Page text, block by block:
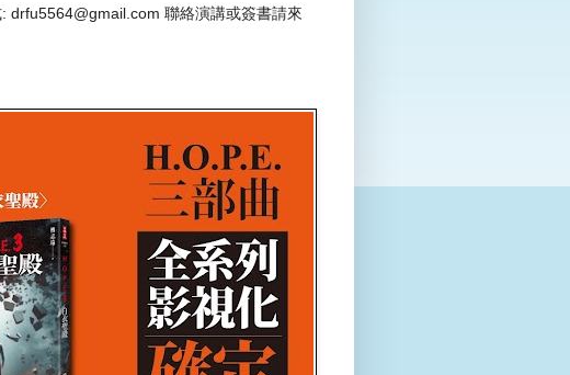
drfu5564@gmail.com 聯絡演講或簽書請來